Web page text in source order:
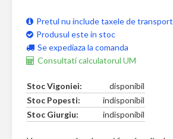
Pretul nu include taxele de transport
Produsul este in stoc
Se expediaza la comanda
Consultati calculatorul UM
Stoc Vigoniei:
disponibil
Stoc Popesti:
indisponibil
Stoc Giurgiu:
indisponibil